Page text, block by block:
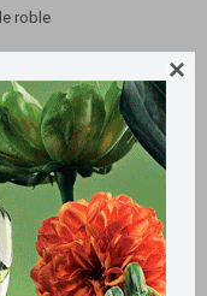

roble
interesar